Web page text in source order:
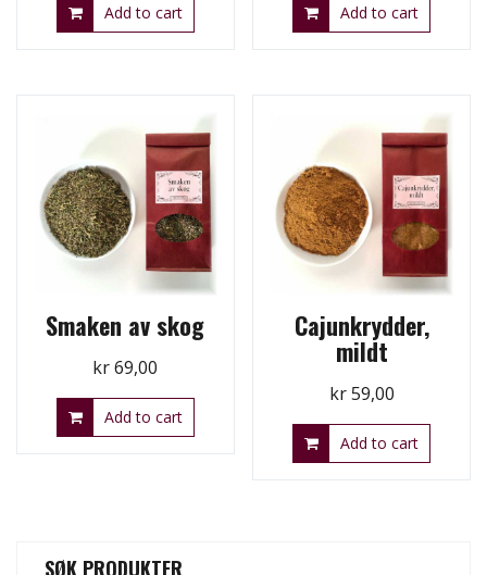
Add to cart Add to cart
Smaken av skog
kr69,00
Add to cart
Cajunkrydder,
mildt
kr59,00
Add to cart
SØK PRODUKTER